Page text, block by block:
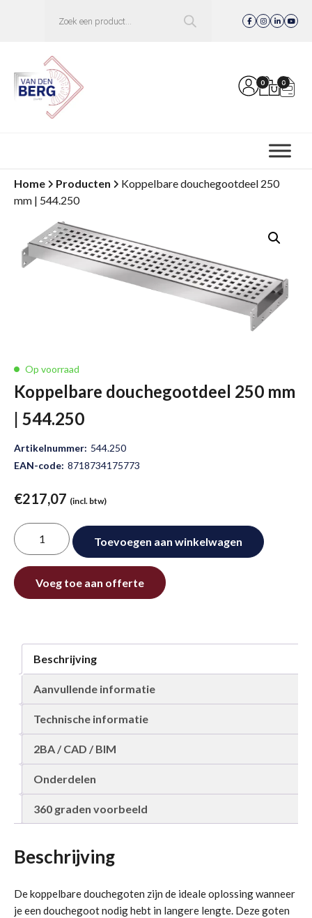
zoeken
0 0
Home Producten
Koppelbare douchegootdeel 250
mm | 544.250
Op voorraad
Koppelbare douchegootdeel 250 mm
| 544.250
Artikelnummer: 544.250
EAN-code: 8718734175773
€217,07 (incl. btw)
Koppelbare
douchegootdeel
250
mm
Toevoegen aan winkelwagen
Voeg toe aan offerte
Alternative:
Beschrijving
Aanvullende informatie
Technische informatie
2BA / CAD / BIM
Onderdelen
360 graden voorbeeld
Beschrijving
De koppelbare douchegoten zijn de ideale oplossing wanneer
je een douchegoot nodig hebt in langere lengte. Deze goten